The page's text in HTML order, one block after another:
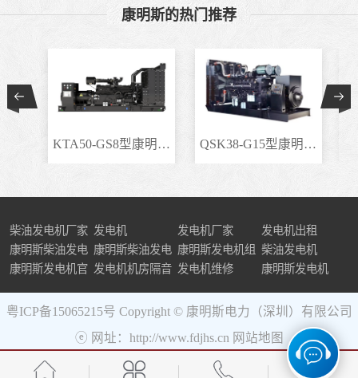
康明斯的热门推荐
KTA50-GS8型康明斯柴.. QSK38-G15型康明斯柴..
柴油发电机厂家 发电机 发电机厂家
发电机出租
康明斯柴油发电
机组
康明斯柴油发电
机
康明斯发电机组 柴油发电机
康明斯发电机官 发电机机房隔音 发电机维修 康明斯发电机
粤ICP备15065215号 Copyright © 康明斯电力（深圳）有限公司
ⓔ 网址：http://www.fdjhs.cn 网站地图